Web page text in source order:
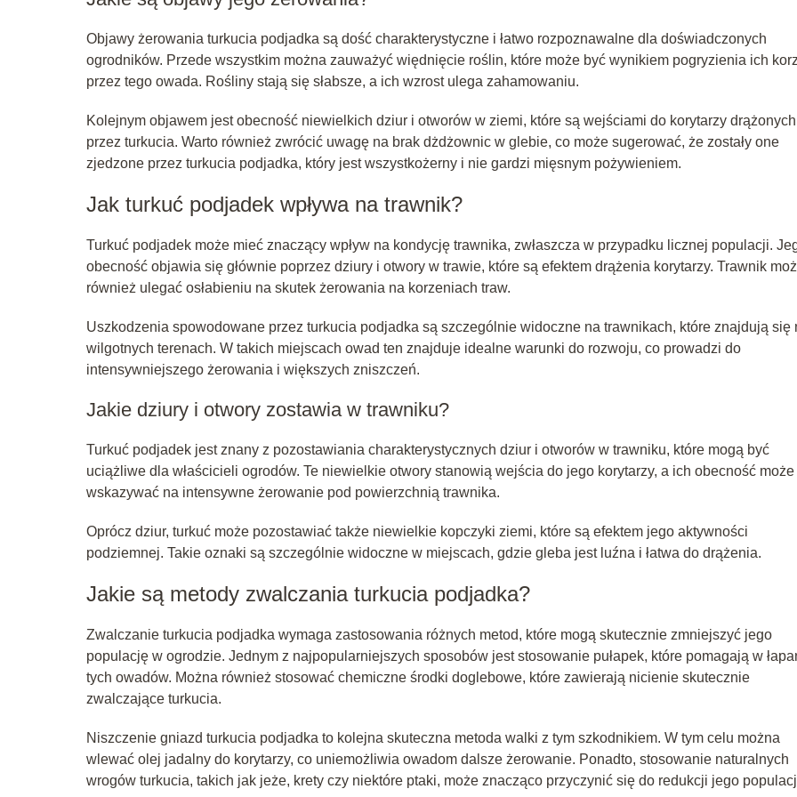
Objawy żerowania turkucia podjadka są dość charakterystyczne i łatwo rozpoznawalne dla doświadczonych
ogrodników. Przede wszystkim można zauważyć więdnięcie roślin, które może być wynikiem pogryzienia ich
przez tego owada. Rośliny stają się słabsze, a ich wzrost ulega zahamowaniu.
Kolejnym objawem jest obecność niewielkich dziur i otworów w ziemi, które są wejściami do korytarzy drążonych
przez turkucia. Warto również zwrócić uwagę na brak dżdżownic w glebie, co może sugerować, że zostały one
zjedzone przez turkucia podjadka, który jest wszystkożerny i nie gardzi mięsnym pożywieniem.
Jak turkuć podjadek wpływa na trawnik?
Turkuć podjadek może mieć znaczący wpływ na kondycję trawnika, zwłaszcza w przypadku licznej populacji.
obecność objawia się głównie poprzez dziury i otwory w trawie, które są efektem drążenia korytarzy. Trawnik
również ulegać osłabieniu na skutek żerowania na korzeniach traw.
Uszkodzenia spowodowane przez turkucia podjadka są szczególnie widoczne na trawnikach, które znajdują się
wilgotnych terenach. W takich miejscach owad ten znajduje idealne warunki do rozwoju, co prowadzi do
intensywniejszego żerowania i większych zniszczeń.
Jakie dziury i otwory zostawia w trawniku?
Turkuć podjadek jest znany z pozostawiania charakterystycznych dziur i otworów w trawniku, które mogą być
uciążliwe dla właścicieli ogrodów. Te niewielkie otwory stanowią wejścia do jego korytarzy, a ich obecność może
wskazywać na intensywne żerowanie pod powierzchnią trawnika.
Oprócz dziur, turkuć może pozostawiać także niewielkie kopczyki ziemi, które są efektem jego aktywności
podziemnej. Takie oznaki są szczególnie widoczne w miejscach, gdzie gleba jest luźna i łatwa do drążenia.
Jakie są metody zwalczania turkucia podjadka?
Zwalczanie turkucia podjadka wymaga zastosowania różnych metod, które mogą skutecznie zmniejszyć jego
populację w ogrodzie. Jednym z najpopularniejszych sposobów jest stosowanie pułapek, które pomagają w
tych owadów. Można również stosować chemiczne środki doglebowe, które zawierają nicienie skutecznie
zwalczające turkucia.
Niszczenie gniazd turkucia podjadka to kolejna skuteczna metoda walki z tym szkodnikiem. W tym celu można
wlewać olej jadalny do korytarzy, co uniemożliwia owadom dalsze żerowanie. Ponadto, stosowanie naturalnych
wrogów turkucia, takich jak jeże, krety czy niektóre ptaki, może znacząco przyczynić się do redukcji jego